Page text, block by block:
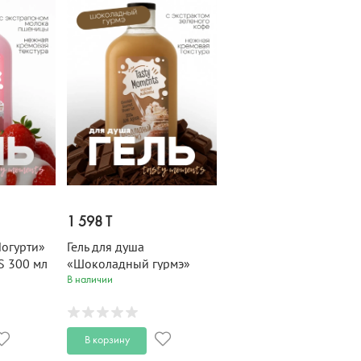
300 мл
1 598 T
Гель для душа
«Шоколадный гурмэ»
TASTY MOMENTS 300 мл
В наличии
В корзину